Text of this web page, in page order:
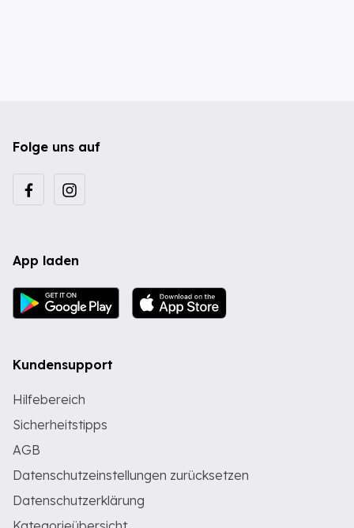
Folge uns auf
App laden
Kundensupport
Hilfebereich
Sicherheitstipps
AGB
Datenschutzeinstellungen zurücksetzen
Datenschutzerklärung